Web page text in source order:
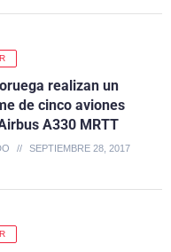
realizan un
de cinco aviones
A330 MRTT
SEPTIEMBRE 28, 2017